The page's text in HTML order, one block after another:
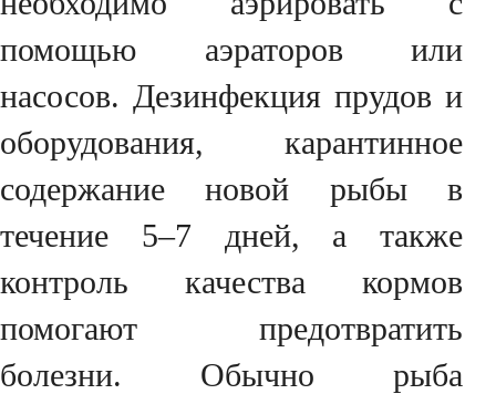
помощью аэраторов или
насосов. Дезинфекция прудов и
оборудования, карантинное
содержание новой рыбы в
течение 5–7 дней, а также
контроль качества кормов
помогают предотвратить
болезни. Обычно рыба